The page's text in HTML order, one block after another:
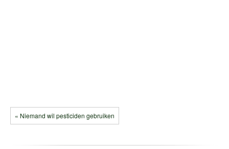
« Niemand wil pesticiden gebruiken